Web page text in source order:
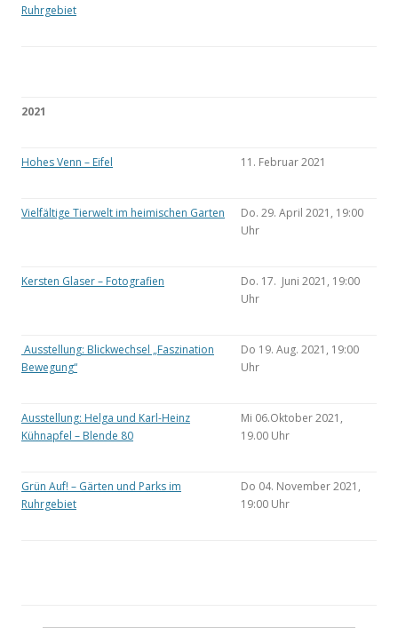
Ruhrgebiet
2021
Hohes Venn – Eifel 11. Februar 2021
Vielfältige Tierwelt im heimischen Garten
Do. 29. April 2021, 19:00
Uhr
Kersten Glaser – Fotografien
Do. 17. Juni 2021, 19:00
Uhr
Ausstellung: Blickwechsel „Faszination
Bewegung“
Do 19. Aug. 2021, 19:00
Uhr
Ausstellung: Helga und Karl-Heinz
Kühnapfel – Blende 80
Mi 06.Oktober 2021,
19.00 Uhr
Grün Auf! – Gärten und Parks im
Ruhrgebiet
Do 04. November 2021,
19:00 Uhr